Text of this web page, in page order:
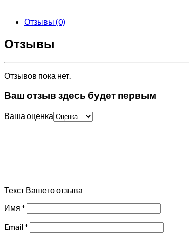
Отзывы (0)
Отзывы
Отзывов пока нет.
Ваш отзыв здесь будет первым
Ваша оценка
Текст Вашего отзыва
Имя *
Email*